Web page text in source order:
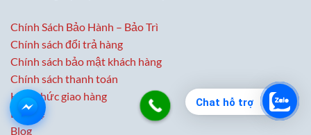
Chat hỗ trợ
Chính Sách Bảo Hành – Bảo Trì
Chính sách đổi trả hàng
Chính sách bảo mật khách hàng
Chính sách thanh toán
Hình thức giao hàng
Liên hệ
Blog